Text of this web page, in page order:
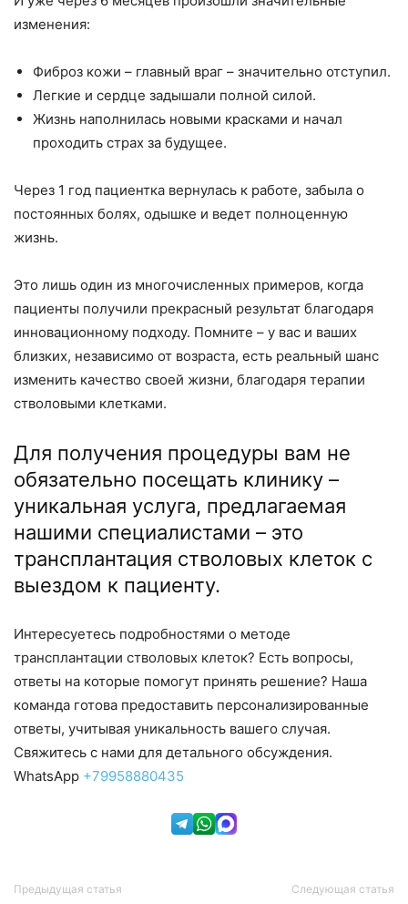
изменения:
Фиброз кожи – главный враг – значительно отступил.
Легкие и сердце задышали полной силой.
Жизнь наполнилась новыми красками и начал
проходить страх за будущее.
Через 1 год пациентка вернулась к работе, забыла о
постоянных болях, одышке и ведет полноценную
жизнь.
Это лишь один из многочисленных примеров, когда
пациенты получили прекрасный результат благодаря
инновационному подходу. Помните – у вас и ваших
близких, независимо от возраста, есть реальный шанс
изменить качество своей жизни, благодаря терапии
стволовыми клетками.
Для получения процедуры вам не
обязательно посещать клинику –
уникальная услуга, предлагаемая
нашими специалистами – это
трансплантация стволовых клеток с
выездом к пациенту.
Интересуетесь подробностями о методе
трансплантации стволовых клеток? Есть вопросы,
ответы на которые помогут принять решение? Наша
команда готова предоставить персонализированные
ответы, учитывая уникальность вашего случая.
Свяжитесь с нами для детального обсуждения.
WhatsApp +79958880435
Предыдущая статья Следующая статья